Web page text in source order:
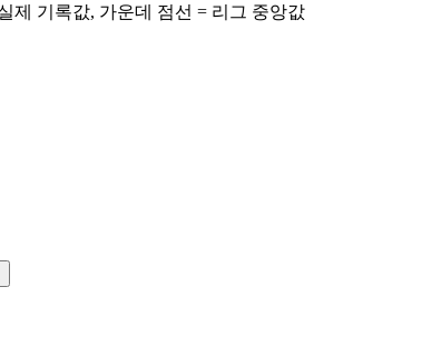
제 기록값, 가운데 점선 = 리그 중앙값